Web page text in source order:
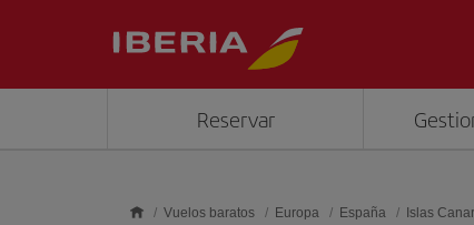
Reservar
Vuelos baratos Europa España Islas